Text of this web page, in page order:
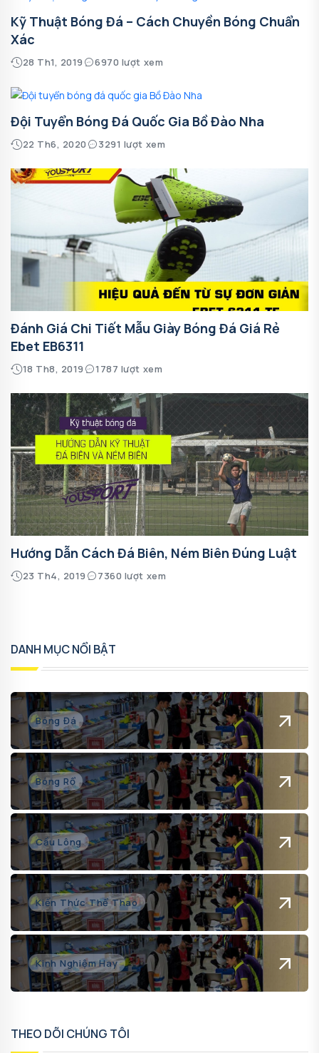
Kỹ Thuật Bóng Đá – Cách Chuyền Bóng Chuẩn
Xác
28 Th1, 2019 6970 lượt xem
Đội Tuyển Bóng Đá Quốc Gia Bồ Đào Nha
22 Th6, 2020 3291 lượt xem
Đánh Giá Chi Tiết Mẫu Giày Bóng Đá Giá Rẻ
Ebet EB6311
18 Th8, 2019 1787 lượt xem
Hướng Dẫn Cách Đá Biên, Ném Biên Đúng Luật
23 Th4, 2019 7360 lượt xem
DANH MỤC NỔI BẬT
Bóng Đá
Bóng Rổ
Cầu Lông
Kiến Thức Thể Thao
Kinh Nghiệm Hay
THEO DÕI CHÚNG TÔI